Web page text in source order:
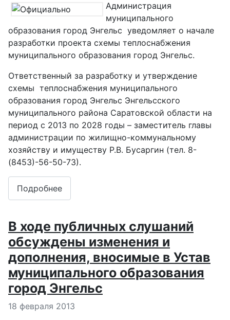
Администрация
муниципального
образования город Энгельс уведомляет о начале
разработки проекта схемы теплоснабжения
муниципального образования город Энгельс.
Ответственный за разработку и утверждение
схемы теплоснабжения муниципального
образования город Энгельс Энгельсского
муниципального района Саратовской области на
период с 2013 по 2028 годы – заместитель главы
администрации по жилищно-коммунальному
хозяйству и имуществу Р.В. Бусаргин (тел. 8-
(8453)-56-50-73).
Подробнее
В ходе публичных слушаний
обсуждены изменения и
дополнения, вносимые в Устав
муниципального образования
город Энгельс
Информация о материале
18 февраля 2013